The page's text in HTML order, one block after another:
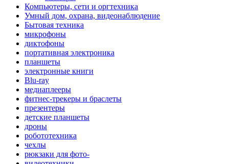
Компьютеры, сети и оргтехника
Умный дом, охрана, видеонаблюдение
Бытовая техника
микрофоны
диктофоны
портативная электроника
планшеты
электронные книги
Blu-ray
медиаплееры
фитнес-трекеры и браслеты
презентеры
детские планшеты
дроны
робототехника
чехлы
рюкзаки для фото-